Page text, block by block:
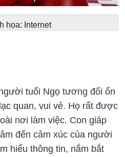
họa: Internet
tuổi Ngọ tương đối ổn
quan, vui vẻ. Họ rất được
nơi làm việc. Con giáp
đến cảm xúc của người
hiểu thông tin, nắm bắt